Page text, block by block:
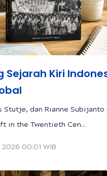
Sejarah Kiri
Stutje, dan Rianne
in the Twentieth Cen...
00:01 WIB